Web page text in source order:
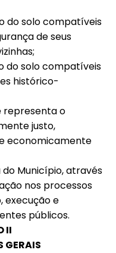
do solo compatíveis
de seus
do solo compatíveis
histórico-
representa o
justo,
economicamente
Município, através
nos processos
execução e
públicos.
II
GERAIS